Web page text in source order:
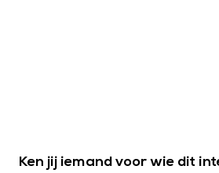
Ken jij iemand voor wie dit